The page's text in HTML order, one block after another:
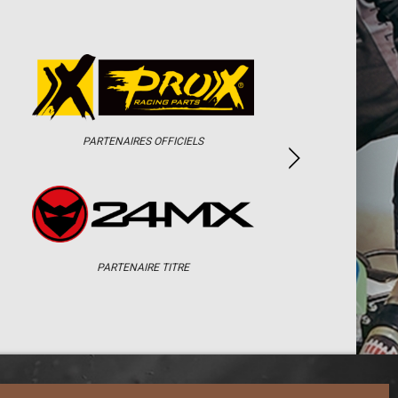
PARTENAIRES OFFICIELS
PARTENAIRE TITRE